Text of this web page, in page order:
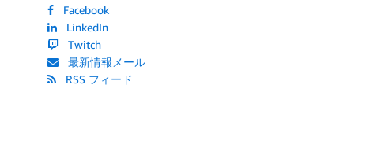
Facebook
LinkedIn
Twitch
最新情報メール
RSS フィード